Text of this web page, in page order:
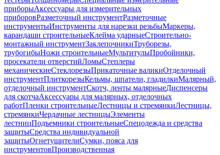
приборыАксессуары для измерительных
приборовРазметочный инструментРазметочные
инструментыИнструменты для нарезки резьбыМаркеры,
карандаши строительныеКлейма ударныеСтроительно-
монтажный инструментЗаклепочникиТруборезы,
трубогибыНожи строительныеМультитулыПробойники,
просекатели отверстийЛомыСтеплеры
механическиеСтеклорезыПрикаточные валикиОтделочный
инструментПлиткорезыКельмы, шпатели, гладилкиМалярный,
отделочный инструментСкотч, ленты малярныеДиспенсеры
для скотчаАксессуары для малярных, отделочных
работПленки строительныеЛестницы и стремянкиЛестницы,
стремянкиЧердачные лестницыЭлементы
лестницПодъемники строительныеСпецодежда и средства
защитыСредства индивидуальной
защитыОгнетушителиСумки, пояса для
инструментовПроизводственная